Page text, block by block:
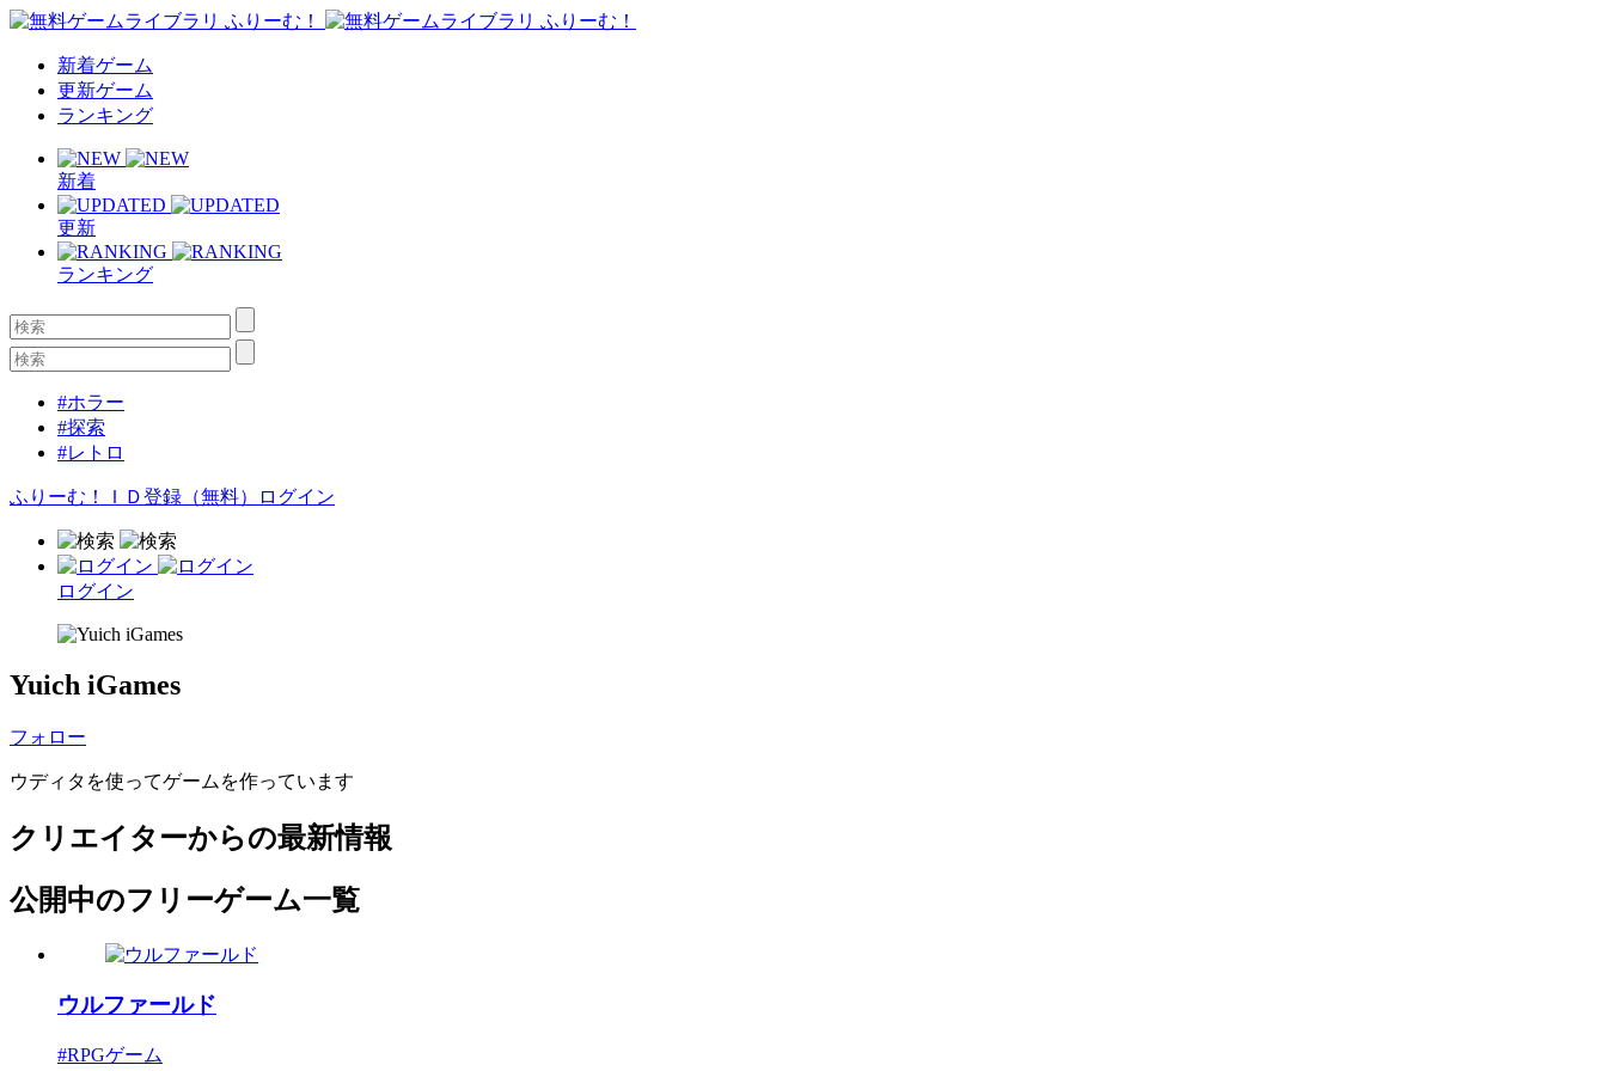
新着ゲーム
更新ゲーム
ランキング
新着
更新
ランキング
#ホラー
#探索
#レトロ
ふりーむ！ＩＤ登録（無料） ログイン
ログイン
Yuich iGames
フォロー
ウディタを使ってゲームを作っています
クリエイターからの最新情報
公開中のフリーゲーム一覧
ウルファールド
#RPGゲーム